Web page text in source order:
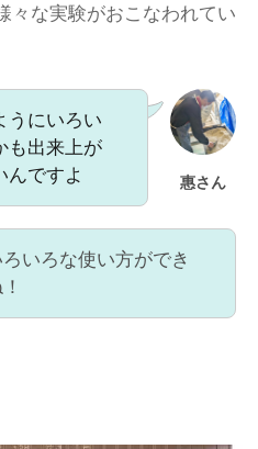
々な実験がおこなわれてい
惠さん
うにいろい
も出来上が
んですよ
いろな使い方ができ